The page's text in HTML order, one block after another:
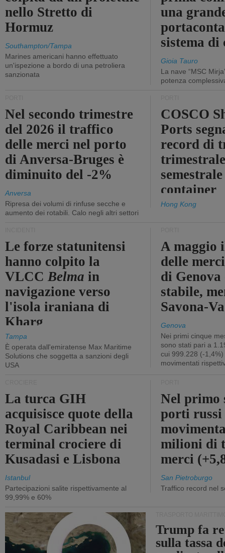
nello Stretto di
Hormuz
Southampton/Tampa
Marines americani hanno effettuato
un'ispezione a bordo di una petroliera
sanzionata
una
sistema
Gioia Tauro
La nave “MSC
potenza
Nel secondo trimestre
del 2026 il traffico
delle merci nel porto
di Anversa-Bruges è
diminuito del -2%
Anversa
Ripresa dei volumi di rinfuse secche e
aumento dei rotabili. Calo negli altri settori
COSCO
Ports
record di
container
Hong Kong
Le forze statunitensi
hanno colpito la
VLCCBelma in
navigazione verso
l'isola iraniana di
Kharg
Tampa
È operata dall'emiratense Max Maritime
Solutions che soggetta a sanzioni degli
USA
A maggio
delle
di
stabile,
Savona-
Genova
Nei primi cinque
sono stati pari a
cui 999.228 (-
movimentati
La turca GIH
acquisisce quote della
Royal Caribbean nei
terminal crociere di
Kusadasi e Lisbona
Istanbul
Partecipazioni salite rispettivamente al
99,99% e 60%
Nel primo
porti russi
milioni di
merci
San Pietroburgo
Traffico record nel
Trump fa
sulla tassa